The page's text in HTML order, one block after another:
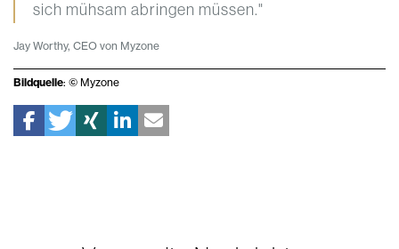
sich mühsam abringen müssen."
Jay Worthy, CEO von Myzone
Bildquelle: © Myzone